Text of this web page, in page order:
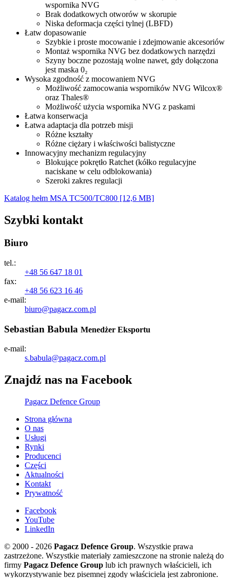
wspornika NVG
Brak dodatkowych otworów w skorupie
Niska deformacja części tylnej (LBFD)
Łatw dopasowanie
Szybkie i proste mocowanie i zdejmowanie akcesoriów
Montaż wspornika NVG bez dodatkowych narzędzi
Szyny boczne pozostają wolne nawet, gdy dołączona
jest maska 0₂
Wysoka zgodność z mocowaniem NVG
Możliwość zamocowania wsporników NVG Wilcox®
oraz Thales®
Możliwość użycia wspornika NVG z paskami
Łatwa konserwacja
Łatwa adaptacja dla potrzeb misji
Różne kształty
Różne ciężary i właściwości balistyczne
Innowacyjny mechanizm regulacyjny
Blokujące pokrętło Ratchet (kółko regulacyjne
naciskane w celu odblokowania)
Szeroki zakres regulacji
Katalog hełm MSA TC500/TC800 [12,6 MB]
Szybki kontakt
Biuro
tel.:
+48 56 647 18 01
fax:
+48 56 623 16 46
e-mail:
biuro@pagacz.com.pl
Sebastian Babula Menedżer Eksportu
e-mail:
s.babula@pagacz.com.pl
Znajdź nas na Facebook
Pagacz Defence Group
Strona główna
O nas
Usługi
Rynki
Producenci
Części
Aktualności
Kontakt
Prywatność
Facebook
YouTube
LinkedIn
© 2000 - 2026 Pagacz Defence Group. Wszystkie prawa
zastrzeżone. Wszystkie materiały zamieszczone na stronie należą do
firmy Pagacz Defence Group lub ich prawnych właścicieli, ich
wykorzystywanie bez pisemnej zgody właściciela jest zabronione.